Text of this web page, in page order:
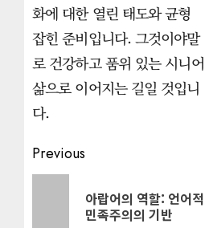
화에 대한 열린 태도와 균형
잡힌 준비입니다. 그것이야말
로 건강하고 품위 있는 시니어
삶으로 이어지는 길일 것입니
다.
Post
navigation
Previous
아랍어의 역할: 언어적
민족주의의 기반